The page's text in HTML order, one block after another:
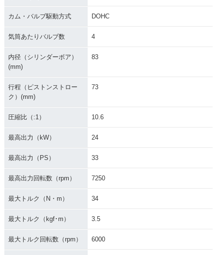
カム・バルブ駆動方式 DOHC
気筒あたりバルブ数 4
内径（シリンダーボア）
(mm)
83
行程（ピストンストロー
ク）(mm)
73
圧縮比（:1） 10.6
最高出力（kW） 24
最高出力（PS） 33
最高出力回転数（rpm） 7250
最大トルク（N・m） 34
最大トルク（kgf･m） 3.5
最大トルク回転数（rpm） 6000